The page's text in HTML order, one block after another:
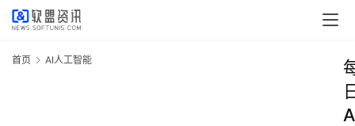
首页 AI人工智能
A